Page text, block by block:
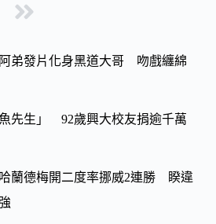
o
Li弟發片化身黑道大哥 吻戲纏綿
先生」 92歲興大校友捐逾千萬
蘭德梅開二度率挪威2連勝 睽違